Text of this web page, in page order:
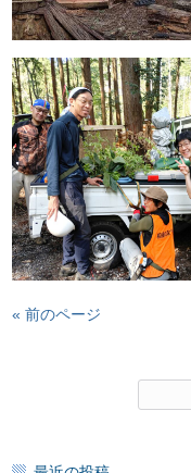
« 前のページ
索: